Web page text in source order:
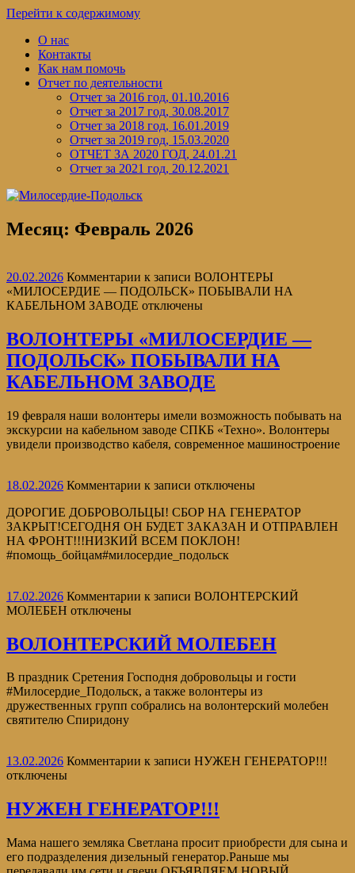
Перейти к содержимому
О нас
Контакты
Как нам помочь
Отчет по деятельности
Отчет за 2016 год, 01.10.2016
Отчет за 2017 год, 30.08.2017
Отчет за 2018 год, 16.01.2019
Отчет за 2019 год, 15.03.2020
ОТЧЕТ ЗА 2020 ГОД, 24.01.21
Отчет за 2021 год, 20.12.2021
Месяц: Февраль 2026
20.02.2026 Комментарии к записи ВОЛОНТЕРЫ
«МИЛОСЕРДИЕ — ПОДОЛЬСК» ПОБЫВАЛИ НА
КАБЕЛЬНОМ ЗАВОДЕ отключены
ВОЛОНТЕРЫ «МИЛОСЕРДИЕ —
ПОДОЛЬСК» ПОБЫВАЛИ НА
КАБЕЛЬНОМ ЗАВОДЕ
19 февраля наши волонтеры имели возможность побывать на
экскурсии на кабельном заводе СПКБ «Техно». Волонтеры
увидели производство кабеля, современное машиностроение
18.02.2026 Комментарии к записи отключены
ДОРОГИЕ ДОБРОВОЛЬЦЫ! СБОР НА ГЕНЕРАТОР
ЗАКРЫТ!СЕГОДНЯ ОН БУДЕТ ЗАКАЗАН И ОТПРАВЛЕН
НА ФРОНТ!!!НИЗКИЙ ВСЕМ ПОКЛОН!
#помощь_бойцам#милосердие_подольск
17.02.2026 Комментарии к записи ВОЛОНТЕРСКИЙ
МОЛЕБЕН отключены
ВОЛОНТЕРСКИЙ МОЛЕБЕН
В праздник Сретения Господня добровольцы и гости
#Милосердие_Подольск, а также волонтеры из
дружественных групп собрались на волонтерский молебен
святителю Спиридону
13.02.2026 Комментарии к записи НУЖЕН ГЕНЕРАТОР!!!
отключены
НУЖЕН ГЕНЕРАТОР!!!
Мама нашего земляка Светлана просит приобрести для сына и
его подразделения дизельный генератор.Раньше мы